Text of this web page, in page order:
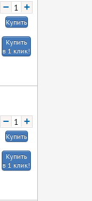
− +
Купить
Купить
в 1 клик!
− +
Купить
Купить
в 1 клик!